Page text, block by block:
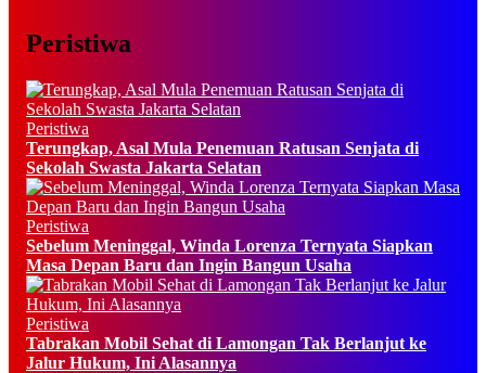
Peristiwa
Peristiwa
Terungkap, Asal Mula Penemuan Ratusan Senjata di
Sekolah Swasta Jakarta Selatan
Peristiwa
Sebelum Meninggal, Winda Lorenza Ternyata Siapkan
Masa Depan Baru dan Ingin Bangun Usaha
Peristiwa
Tabrakan Mobil Sehat di Lamongan Tak Berlanjut ke
Jalur Hukum, Ini Alasannya